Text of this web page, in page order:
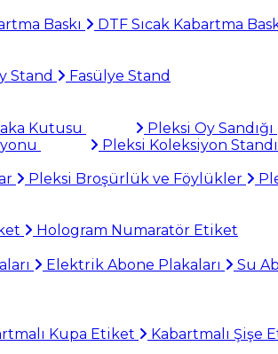
Baskı DTF Sıcak Kabartma
Stand Fasülye Stand
Kutusu Pleksi Oy Sandığı
Pleksi Koleksiyon Standı
Pleksi Broşürlük ve Föylükler
Hologram Numaratör Etiket
Elektrik Abone Plakaları Su
Kupa Etiket Kabartmalı Şişe